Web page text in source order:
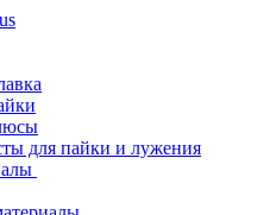
для пайки и лужения